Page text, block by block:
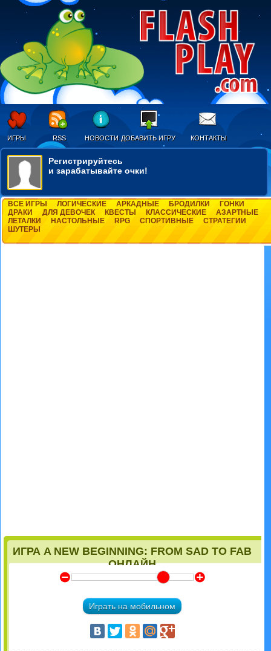
ИГРЫ RSS НОВОСТИ ДОБАВИТЬ ИГРУ КОНТАКТЫ
Регистрируйтесь
и зарабатывайте очки!
ВСЕ ИГРЫ ЛОГИЧЕСКИЕ АРКАДНЫЕ БРОДИЛКИ
ГОНКИ
ДРАКИ
ДЛЯ ДЕВОЧЕК КВЕСТЫ КЛАССИЧЕСКИЕ
АЗАРТНЫЕ
ЛЕТАЛКИ
НАСТОЛЬНЫЕ RPG СПОРТИВНЫЕ
СТРАТЕГИИ
ШУТЕРЫ
ИГРА A NEW BEGINNING: FROM SAD TO FAB
ОНЛАЙН
Y Z
Играть на мобильном